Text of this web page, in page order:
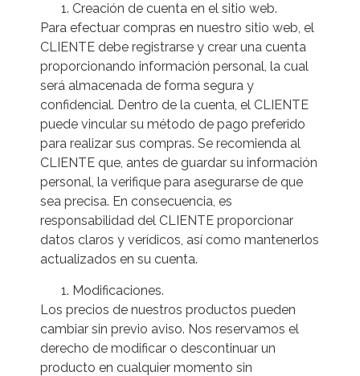
Creación de cuenta en el sitio web.
Para efectuar compras en nuestro sitio web, el
CLIENTE debe registrarse y crear una cuenta
proporcionando información personal, la cual
será almacenada de forma segura y
confidencial. Dentro de la cuenta, el CLIENTE
puede vincular su método de pago preferido
para realizar sus compras. Se recomienda al
CLIENTE que, antes de guardar su información
personal, la verifique para asegurarse de que
sea precisa. En consecuencia, es
responsabilidad del CLIENTE proporcionar
datos claros y verídicos, así como mantenerlos
actualizados en su cuenta.
Modificaciones.
Los precios de nuestros productos pueden
cambiar sin previo aviso. Nos reservamos el
derecho de modificar o descontinuar un
producto en cualquier momento sin